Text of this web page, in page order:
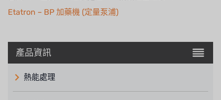
Etatron – BP 加藥機 (定量泵浦)
產品資訊
熱能處理